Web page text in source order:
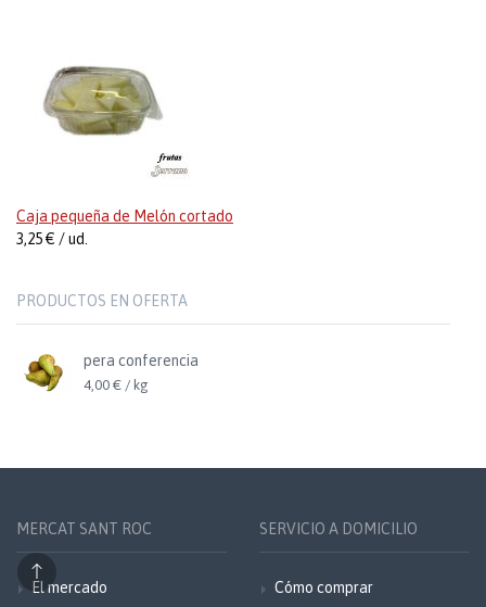
Caja pequeña de Melón cortado
3,25 € / ud.
PRODUCTOS EN OFERTA
pera conferencia
4,00 € / kg
MERCAT SANT ROC
El mercado
SERVICIO A DOMICILIO
Cómo comprar